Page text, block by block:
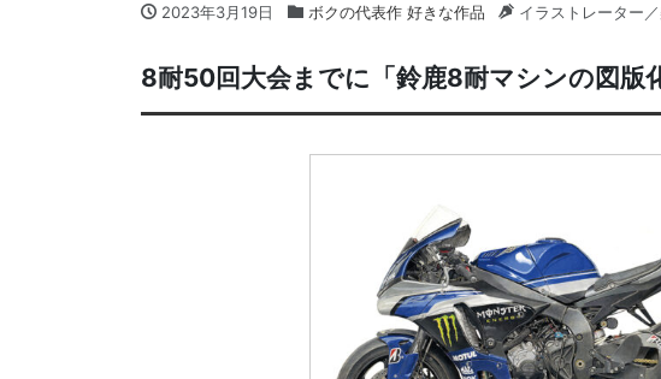
2023年3月19日 ボクの代表作 好きな作品 イラストレーター
8耐50回大会までに「鈴鹿8耐マシンの図版